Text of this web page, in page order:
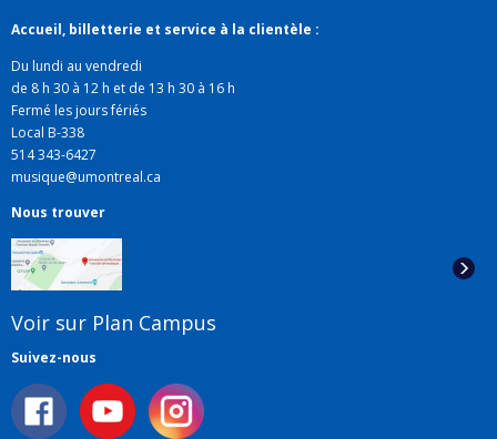
Accueil, billetterie et service à la clientèle :
Du lundi au vendredi
de 8 h 30 à 12 h et de 13 h 30 à 16 h
Fermé les jours fériés
Local B-338
514 343-6427
musique@umontreal.ca
Nous trouver
Voir sur Plan Campus
Suivez-nous